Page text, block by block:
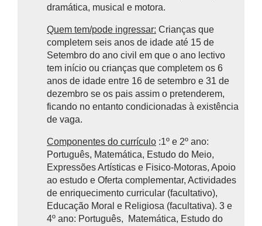
dramática, musical e motora.
Quem tem/pode ingressar: Crianças que
completem seis anos de idade até 15 de
Setembro do ano civil em que o ano lectivo
tem início ou crianças que completem os 6
anos de idade entre 16 de setembro e 31 de
dezembro se os pais assim o pretenderem,
ficando no entanto condicionadas à existência
de vaga.
Componentes do currículo :1º e 2º ano:
Português, Matemática, Estudo do Meio,
Expressões Artísticas e Fisico-Motoras, Apoio
ao estudo e Oferta complementar, Actividades
de enriquecimento curricular (facultativo),
Educação Moral e Religiosa (facultativa). 3 e
4º ano: Português, Matemática, Estudo do